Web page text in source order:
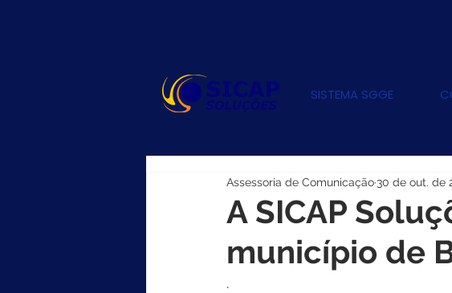
SISTEMA SGGE
A SICAP
município de
Assessoria de Comunicação 30 de out. de
.